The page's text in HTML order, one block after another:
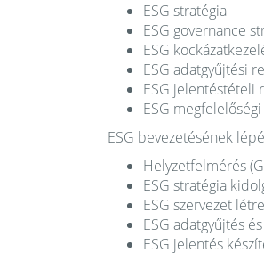
ESG stratégia
ESG governance
ESG
ESG adatgyűjtési
ESG jelentéstételi
ESG
ESG bevezetésének
Helyzetfelmérés
ESG stratégia
ESG szervezet
ESG adatgyűjtés
ESG jelentés